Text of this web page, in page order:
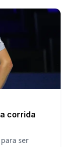
corrida
ser